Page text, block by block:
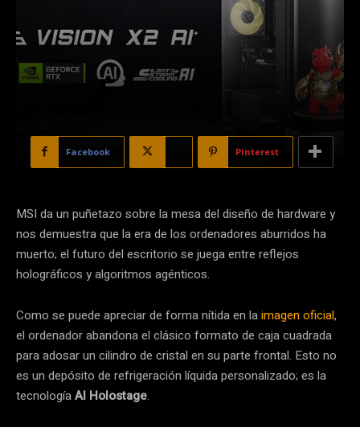
Facebook Pinterest
MSI da un puñetazo sobre la mesa del diseño de hardware y
nos demuestra que la era de los ordenadores aburridos ha
muerto; el futuro del escritorio se juega entre reflejos
holográficos y algoritmos agénticos.
Como se puede apreciar de forma nítida en laimagen oficial,
el ordenador abandona el clásico formato de caja cuadrada
para adosar un cilindro de cristal en su parte frontal. Esto no
es un depósito de refrigeración líquida personalizado; es la
tecnologíaAI Holostage.